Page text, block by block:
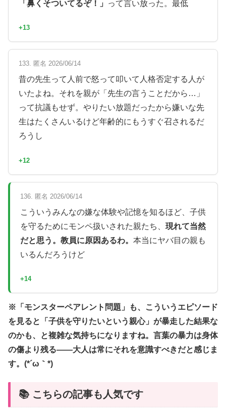
「鼻くそついてるぞ！」
って言い放った。最低
+13
133. 匿名 2026/06/14
昔の先生って人前で怒って叩いて人格否定する人が
いたよね。それを親が「先生の言うことだから…」
って抗議もせず。やりたい放題だったから嫌いな先
生はたくさんいるけど年齢的にもうすぐ召されるだ
ろうし
+12
136. 匿名 2026/06/14
こういうみんなの嫌な体験や記憶を知るほど、子供
を守るためにモンペ扱いされた親たち、 現れて当然
だと思う。教員に原因あるわ。 本当にヤバ目の親も
いるんだろうけど
+14
※「モンスターペアレント問題」も、こういうエピソード
を見ると「子供を守りたいという親心」が暴走した結果な
のかも、と複雑な気持ちになりますね。言葉の暴力は身体
の傷より残る——大人は常にそれを意識すべきだと感じま
す。(*´ω｀*)
📚 こちらの記事も人気です